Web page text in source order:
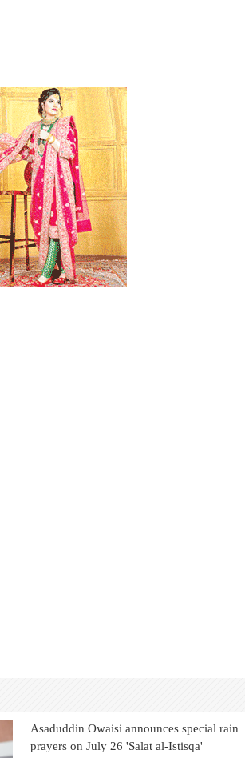
Asaduddin Owaisi announces special rain
prayers on July 26 'Salat al-Istisqa'